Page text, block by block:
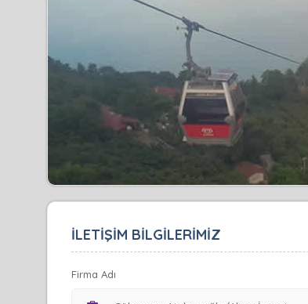
İLETİŞİM BİLGİLERİMİZ
Firma Adı